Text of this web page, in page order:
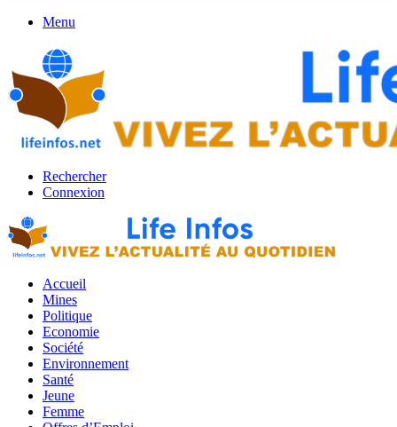
Menu
Rechercher
Connexion
Accueil
Mines
Politique
Economie
Société
Environnement
Santé
Jeune
Femme